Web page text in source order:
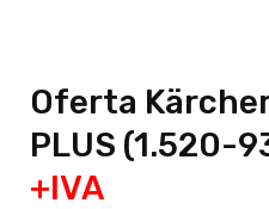
Oferta
PLUS (1.520-
+IVA